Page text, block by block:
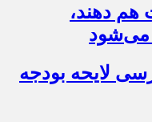
دهند،
می‌شود
لایحه بودجه